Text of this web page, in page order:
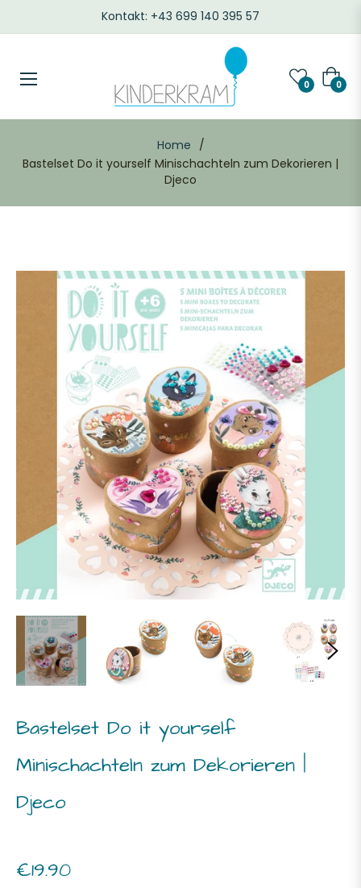
Kontakt: +43 699 140 395 57
0 0
Home /
Bastelset Do it yourself Minischachteln zum Dekorieren |
Djeco
Bastelset Do it yourself
Minischachteln zum Dekorieren |
Djeco
Normaler
€19.90